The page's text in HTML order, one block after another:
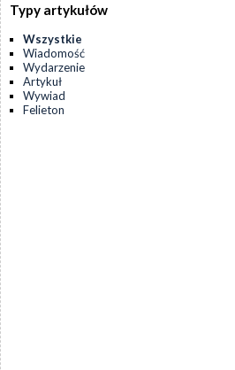
Typy artykułów
Wszystkie
Wiadomość
Wydarzenie
Artykuł
Wywiad
Felieton